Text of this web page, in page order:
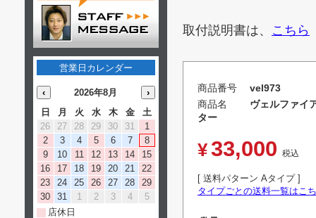
営業日カレンダー
‹ 2026年8月
›
日
月 火 水 木 金
土
26
27 28 29 30 31
1
2
3 4 5 6 7
8
9
10 11 12 13 14
15
16
17 18 19 20 21
22
23
24 25 26 27 28
29
30
31 1 2 3 4
5
店休日
取付説明書は、 こちら
商品番号
vel973
商品名
ヴェルファイ
ター
¥33,000 税込
送料パターン Aタイプ
タイプごとの送料一覧はこ